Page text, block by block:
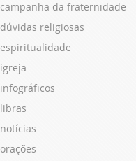
campanha da fraternidade
dúvidas religiosas
espiritualidade
igreja
infográficos
libras
notícias
orações